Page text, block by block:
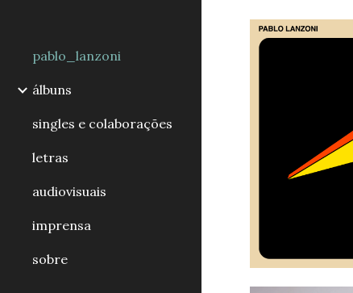
pablo_lanzoni
álbuns
singles e colaborações
letras
audiovisuais
imprensa
sobre